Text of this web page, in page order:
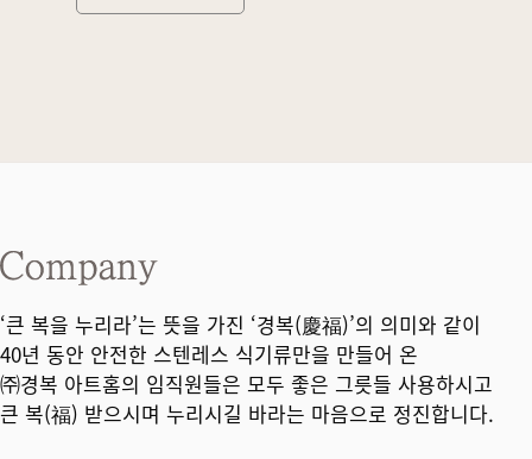
‘큰 복을 누리라’는 뜻을 가진 ‘경복(慶福)’의 의미와 같이
40년 동안 안전한 스텐레스 식기류만을 만들어 온
㈜경복 아트홈의 임직원들은 모두 좋은 그릇들 사용하시고
큰 복(福) 받으시며 누리시길 바라는 마음으로 정진합니다.